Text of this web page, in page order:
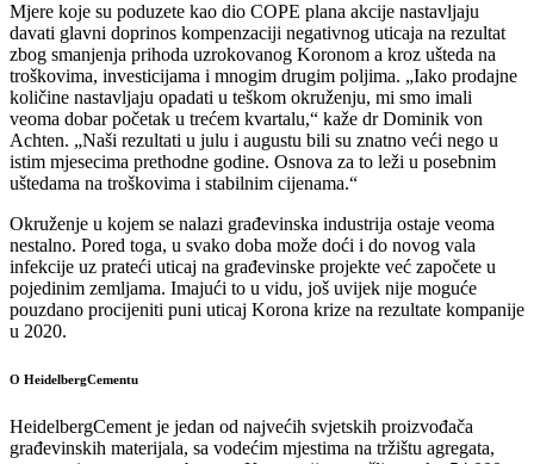
Mjere koje su poduzete kao dio COPE plana akcije nastavljaju
davati glavni doprinos kompenzaciji negativnog uticaja na rezultat
zbog smanjenja prihoda uzrokovanog Koronom a kroz ušteda na
troškovima, investicijama i mnogim drugim poljima. „Iako prodajne
količine nastavljaju opadati u teškom okruženju, mi smo imali
veoma dobar početak u trećem kvartalu,“ kaže dr Dominik von
Achten. „Naši rezultati u julu i augustu bili su znatno veći nego u
istim mjesecima prethodne godine. Osnova za to leži u posebnim
uštedama na troškovima i stabilnim cijenama.“
Okruženje u kojem se nalazi građevinska industrija ostaje veoma
nestalno. Pored toga, u svako doba može doći i do novog vala
infekcije uz prateći uticaj na građevinske projekte već započete u
pojedinim zemljama. Imajući to u vidu, još uvijek nije moguće
pouzdano procijeniti puni uticaj Korona krize na rezultate kompanije
u 2020.
O HeidelbergCementu
HeidelbergCement je jedan od najvećih svjetskih proizvođača
građevinskih materijala, sa vodećim mjestima na tržištu agregata,